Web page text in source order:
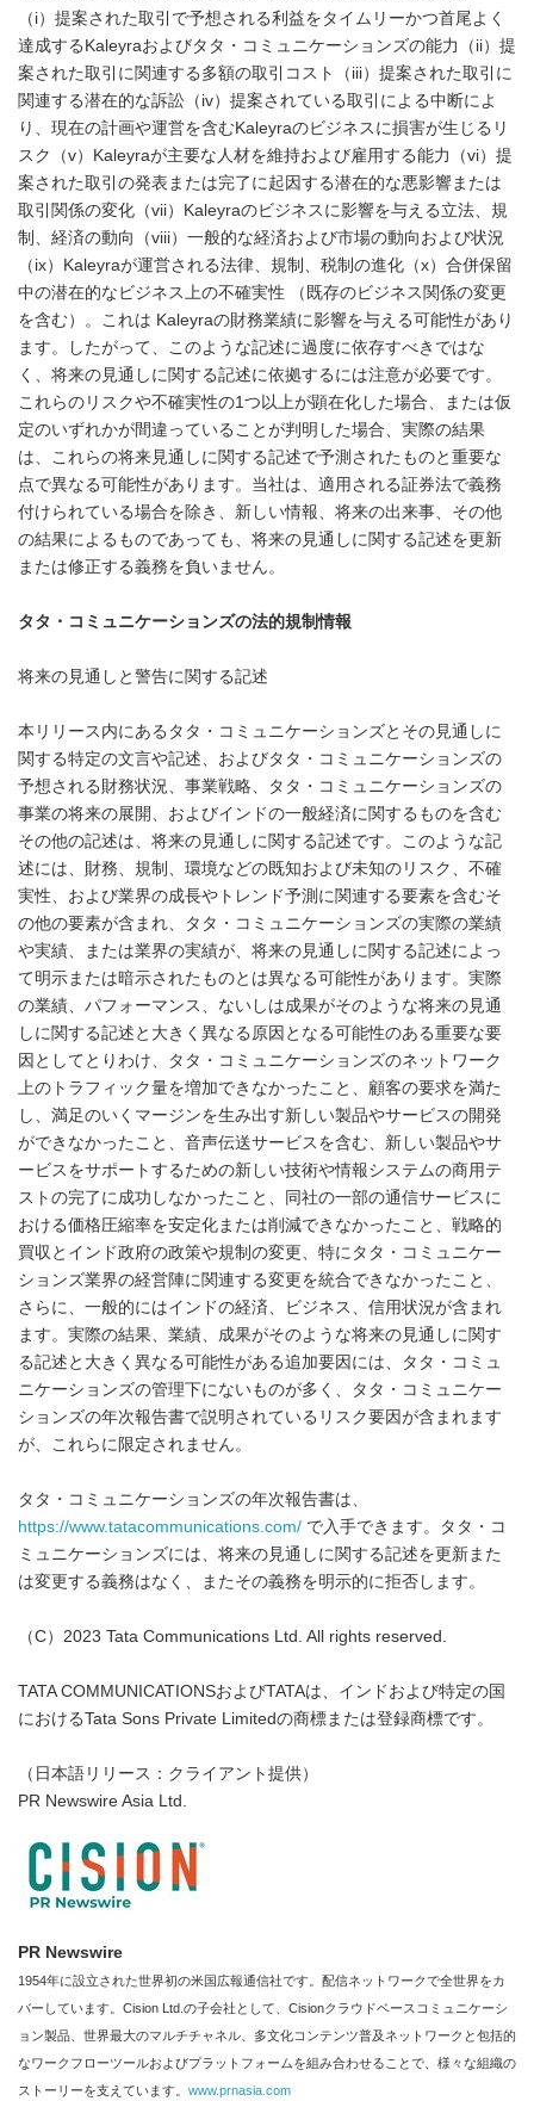
（i）提案された取引で予想される利益をタイムリーかつ首尾よく
達成するKaleyraおよびタタ・コミュニケーションズの能力（ii）提
案された取引に関連する多額の取引コスト（iii）提案された取引に
関連する潜在的な訴訟（iv）提案されている取引による中断によ
り、現在の計画や運営を含むKaleyraのビジネスに損害が生じるリ
スク（v）Kaleyraが主要な人材を維持および雇用する能力（vi）提
案された取引の発表または完了に起因する潜在的な悪影響または
取引関係の変化（vii）Kaleyraのビジネスに影響を与える立法、規
制、経済の動向（viii）一般的な経済および市場の動向および状況
（ix）Kaleyraが運営される法律、規制、税制の進化（x）合併保留
中の潜在的なビジネス上の不確実性 （既存のビジネス関係の変更
を含む）。これは Kaleyraの財務業績に影響を与える可能性があり
ます。したがって、このような記述に過度に依存すべきではな
く、将来の見通しに関する記述に依拠するには注意が必要です。
これらのリスクや不確実性の1つ以上が顕在化した場合、または仮
定のいずれかが間違っていることが判明した場合、実際の結果
は、これらの将来見通しに関する記述で予測されたものと重要な
点で異なる可能性があります。当社は、適用される証券法で義務
付けられている場合を除き、新しい情報、将来の出来事、その他
の結果によるものであっても、将来の見通しに関する記述を更新
または修正する義務を負いません。
タタ・コミュニケーションズの法的規制情報
将来の見通しと警告に関する記述
本リリース内にあるタタ・コミュニケーションズとその見通しに
関する特定の文言や記述、およびタタ・コミュニケーションズの
予想される財務状況、事業戦略、タタ・コミュニケーションズの
事業の将来の展開、およびインドの一般経済に関するものを含む
その他の記述は、将来の見通しに関する記述です。このような記
述には、財務、規制、環境などの既知および未知のリスク、不確
実性、および業界の成長やトレンド予測に関連する要素を含むそ
の他の要素が含まれ、タタ・コミュニケーションズの実際の業績
や実績、または業界の実績が、将来の見通しに関する記述によっ
て明示または暗示されたものとは異なる可能性があります。実際
の業績、パフォーマンス、ないしは成果がそのような将来の見通
しに関する記述と大きく異なる原因となる可能性のある重要な要
因としてとりわけ、タタ・コミュニケーションズのネットワーク
上のトラフィック量を増加できなかったこと、顧客の要求を満た
し、満足のいくマージンを生み出す新しい製品やサービスの開発
ができなかったこと、音声伝送サービスを含む、新しい製品やサ
ービスをサポートするための新しい技術や情報システムの商用テ
ストの完了に成功しなかったこと、同社の一部の通信サービスに
おける価格圧縮率を安定化または削減できなかったこと、戦略的
買収とインド政府の政策や規制の変更、特にタタ・コミュニケー
ションズ業界の経営陣に関連する変更を統合できなかったこと、
さらに、一般的にはインドの経済、ビジネス、信用状況が含まれ
ます。実際の結果、業績、成果がそのような将来の見通しに関す
る記述と大きく異なる可能性がある追加要因には、タタ・コミュ
ニケーションズの管理下にないものが多く、タタ・コミュニケー
ションズの年次報告書で説明されているリスク要因が含まれます
が、これらに限定されません。
タタ・コミュニケーションズの年次報告書は、
https://www.tatacommunications.com/ で入手できます。タタ・コ
ミュニケーションズには、将来の見通しに関する記述を更新また
は変更する義務はなく、またその義務を明示的に拒否します。
（C）2023 Tata Communications Ltd. All rights reserved.
TATA COMMUNICATIONSおよびTATAは、インドおよび特定の国
におけるTata Sons Private Limitedの商標または登録商標です。
（日本語リリース：クライアント提供）
PR Newswire Asia Ltd.
PR Newswire
1954年に設立された世界初の米国広報通信社です。配信ネットワークで全世界をカ
バーしています。Cision Ltd.の子会社として、Cisionクラウドベースコミュニケーシ
ョン製品、世界最大のマルチチャネル、多文化コンテンツ普及ネットワークと包括的
なワークフローツールおよびプラットフォームを組み合わせることで、様々な組織の
ストーリーを支えています。 www.prnasia.com